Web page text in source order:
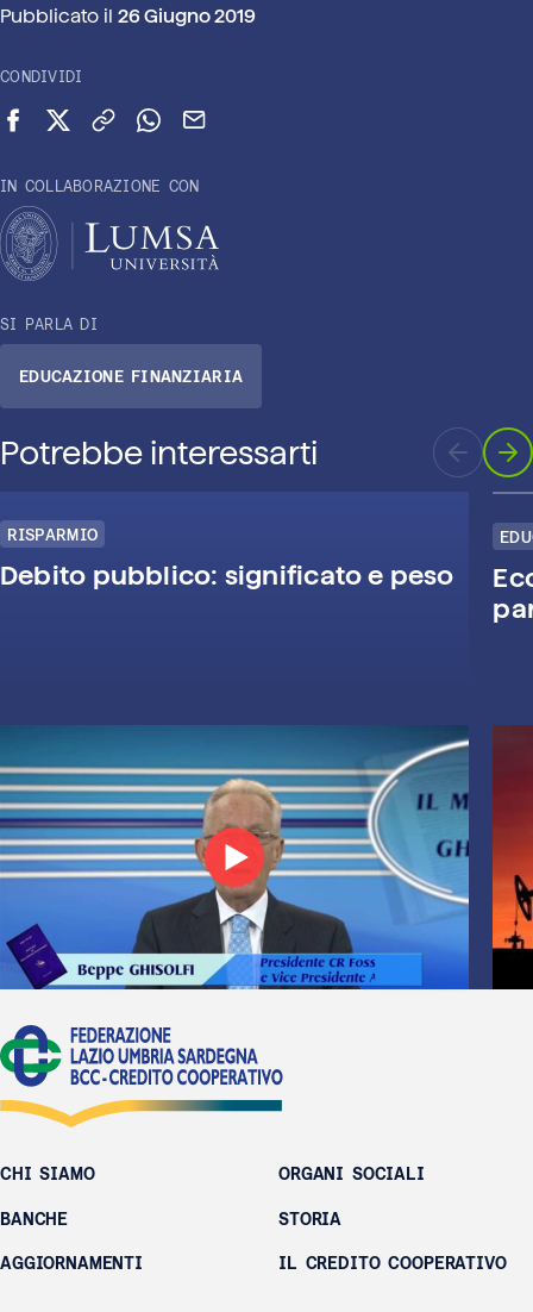
Pubblicato il 26 Giugno 2019
CONDIVIDI
Condividi su Facebook
Condividi su X (Twitter)
Copia link
Condividi su WhatsApp
Invia via email
IN COLLABORAZIONE CON
SI PARLA DI
EDUCAZIONE FINANZIARIA
Potrebbe interessarti
RISPARMIO
Debito pubblico: significato e peso
CHI SIAMO
BANCHE
AGGIORNAMENTI
ORGANI SOCIALI
STORIA
IL CREDITO COOPERATIVO